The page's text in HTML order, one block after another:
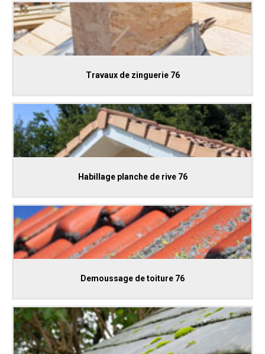
Travaux de zinguerie 76
Habillage planche de rive 76
Demoussage de toiture 76